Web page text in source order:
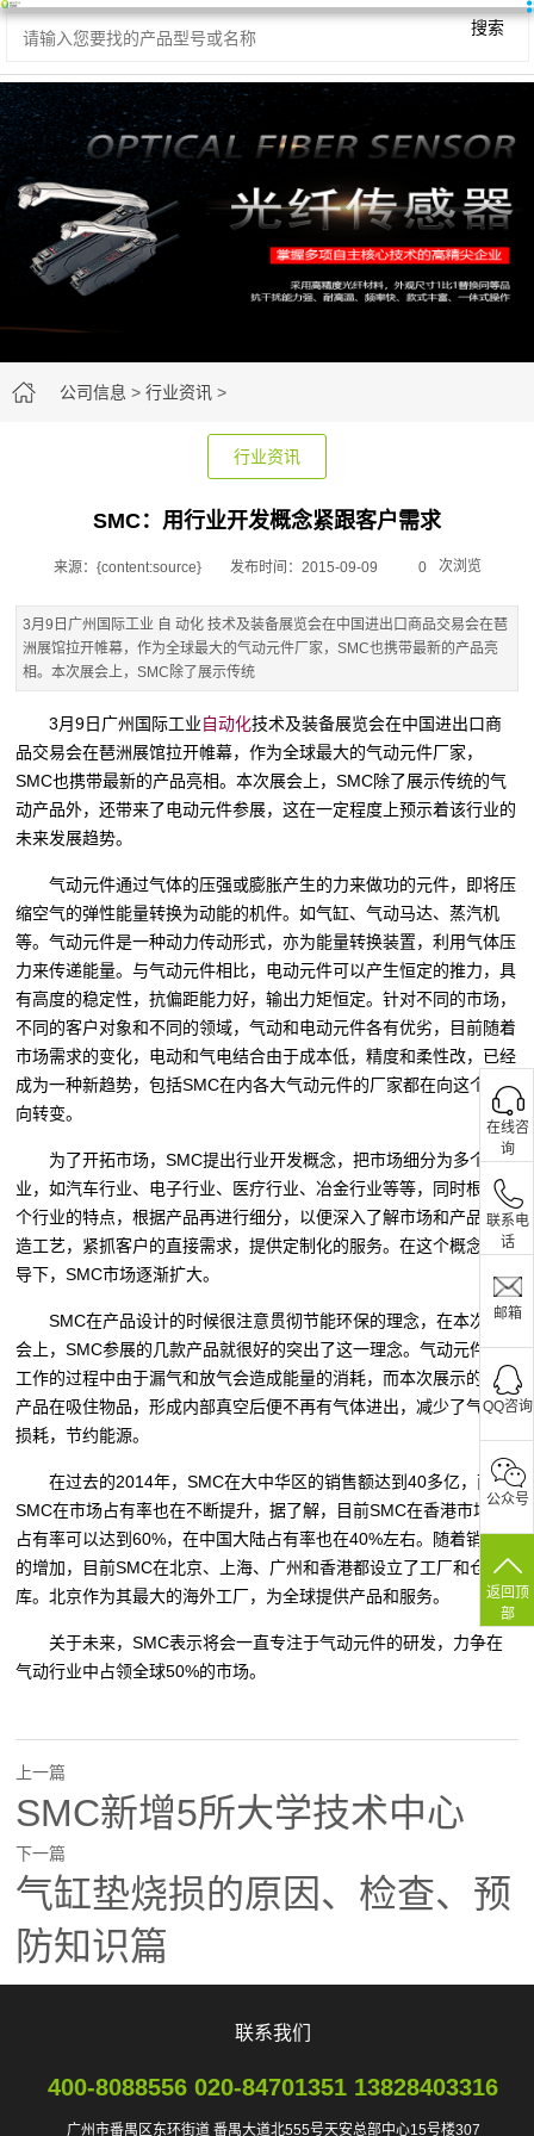
搜索
公司信息 > 行业资讯 >
行业资讯
SMC：用行业开发概念紧跟客户需求
来源：{content:source} 发布时间：2015-09-09 0 次浏览
3月9日广州国际工业 自 动化 技术及装备展览会在中国进出口商品交易会在琶
洲展馆拉开帷幕，作为全球最大的气动元件厂家，SMC也携带最新的产品亮
相。本次展会上，SMC除了展示传统
3月9日广州国际工业自动化技术及装备展览会在中国进出口商
品交易会在琶洲展馆拉开帷幕，作为全球最大的气动元件厂家，
SMC也携带最新的产品亮相。本次展会上，SMC除了展示传统的气
动产品外，还带来了电动元件参展，这在一定程度上预示着该行业的
未来发展趋势。
气动元件通过气体的压强或膨胀产生的力来做功的元件，即将压
缩空气的弹性能量转换为动能的机件。如气缸、气动马达、蒸汽机
等。气动元件是一种动力传动形式，亦为能量转换装置，利用气体压
力来传递能量。与气动元件相比，电动元件可以产生恒定的推力，具
有高度的稳定性，抗偏距能力好，输出力矩恒定。针对不同的市场，
不同的客户对象和不同的领域，气动和电动元件各有优劣，目前随着
市场需求的变化，电动和气电结合由于成本低，精度和柔性改，已经
成为一种新趋势，包括SMC在内各大气动元件的厂家都在向这个方
向转变。
为了开拓市场，SMC提出行业开发概念，把市场细分为多个行
业，如汽车行业、电子行业、医疗行业、冶金行业等等，同时根据每
个行业的特点，根据产品再进行细分，以便深入了解市场和产品的制
造工艺，紧抓客户的直接需求，提供定制化的服务。在这个概念的指
导下，SMC市场逐渐扩大。
SMC在产品设计的时候很注意贯彻节能环保的理念，在本次展
会上，SMC参展的几款产品就很好的突出了这一理念。气动元件在
工作的过程中由于漏气和放气会造成能量的消耗，而本次展示的一款
产品在吸住物品，形成内部真空后便不再有气体进出，减少了气体的
损耗，节约能源。
在过去的2014年，SMC在大中华区的销售额达到40多亿，而且
SMC在市场占有率也在不断提升，据了解，目前SMC在香港市场的
占有率可以达到60%，在中国大陆占有率也在40%左右。随着销售额
的增加，目前SMC在北京、上海、广州和香港都设立了工厂和仓
库。北京作为其最大的海外工厂，为全球提供产品和服务。
关于未来，SMC表示将会一直专注于气动元件的研发，力争在
气动行业中占领全球50%的市场。
上一篇
SMC新增5所大学技术中心
下一篇
气缸垫烧损的原因、检查、预
防知识篇
联系我们
400-8088556 020-84701351 13828403316
广州市番禺区东环街道 番禺大道北555号天安总部中心15号楼307
在线咨
询
联系电
话
邮箱
QQ咨询
公众号
返回顶
部